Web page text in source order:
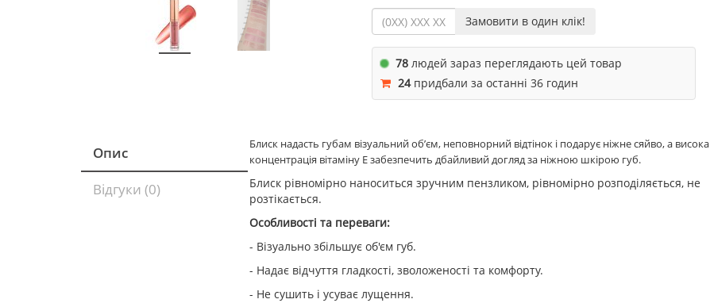
Замовити в один клік!
78людей зараз переглядають цей товар
24придбали за останні 36 годин
Опис
Відгуки (0)
Блиск надасть губам візуальний обʼєм, неповнорний відтінок і подарує ніжне сяйво, а висока
концентрація вітаміну Е забезпечить дбайливий догляд за ніжною шкірою губ.
Блиск рівномірно наноситься зручним пензликом, рівномірно розподіляється, не
розтікається.
Особливості та переваги:
- Візуально збільшує об'єм губ.
- Надає відчуття гладкості, зволоженості та комфорту.
- Не сушить і усуває лущення.